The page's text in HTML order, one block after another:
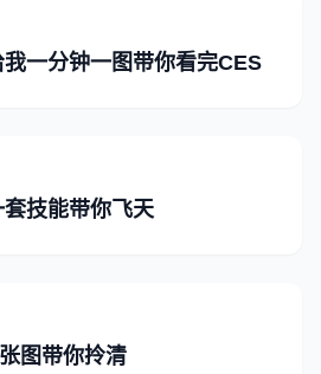
一分钟一图带你看完CES
技能带你飞天
图带你拎清